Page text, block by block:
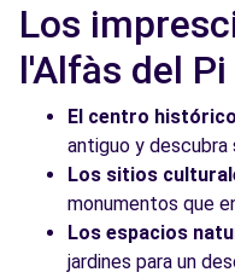
Los
l'Alfàs del
El centro
antiguo y
Los sitios
monumentos que
Los espacios
jardines para un